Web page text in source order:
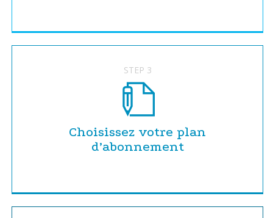
STEP 3
Choisissez votre plan
d’abonnement